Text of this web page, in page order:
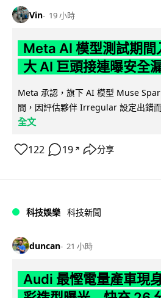
Vin 19 小時
Meta AI 模型測試期間
大 AI 巨頭接連曝安全
Meta 承認，旗下 AI 模型 Muse
間，因評估夥伴 Irregular 設定出錯
全文
122 19 ↗ 分享
科技娛樂 科技新聞
duncan 21 小時
Audi 最慳電量產車